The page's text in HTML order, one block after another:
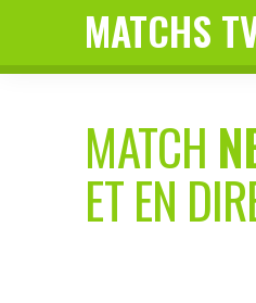
MATCHS
MATCH
ET EN